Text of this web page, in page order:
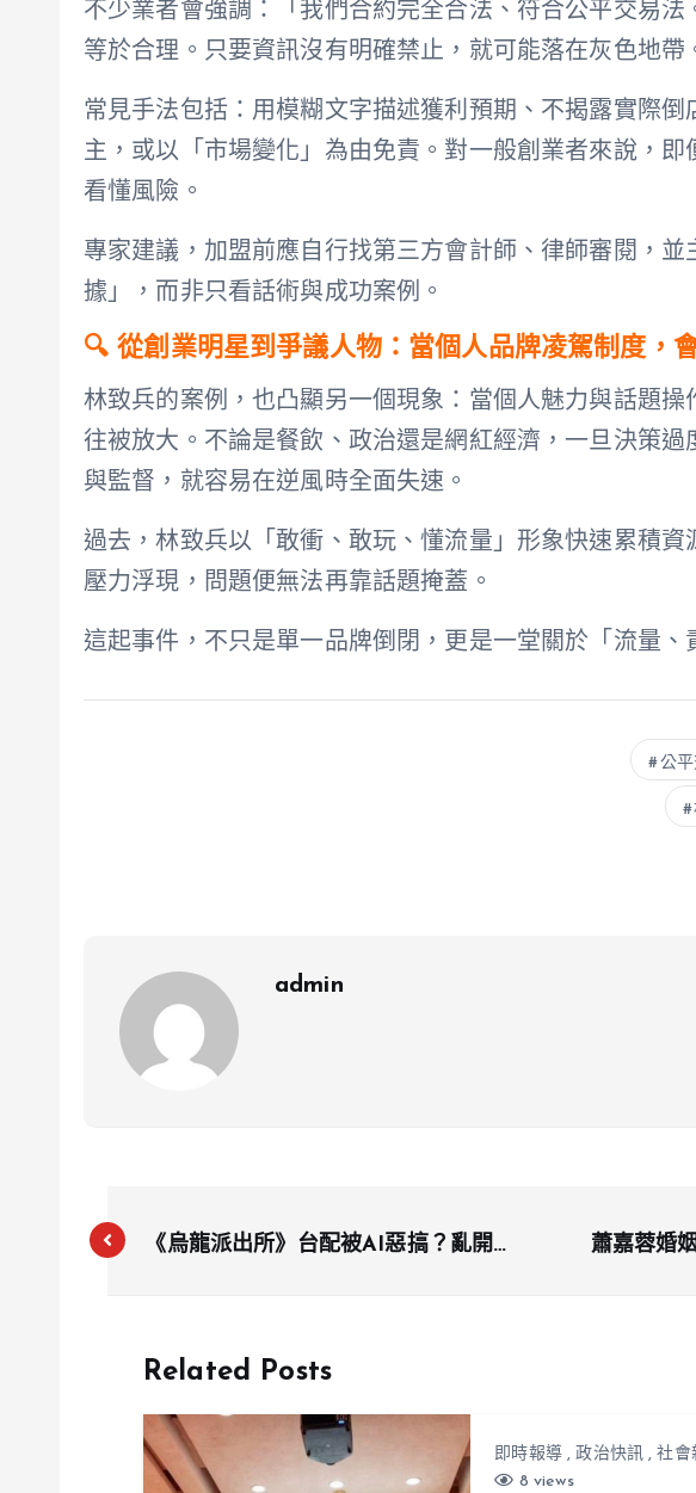
不少業者會強調：「我們合約完全合法、符合公平交易
等於合理。只要資訊沒有明確禁止，就可能落在灰色地帶
常見手法包括：用模糊文字描述獲利預期、不揭露實際倒
主，或以「市場變化」為由免責。對一般創業者來說，
看懂風險。
專家建議，加盟前應自行找第三方會計師、律師審閱，
據」，而非只看話術與成功案例。
🔍 從創業明星到爭議人物：當個人品牌凌駕制度，
林致兵的案例，也凸顯另一個現象：當個人魅力與話題操
往被放大。不論是餐飲、政治還是網紅經濟，一旦決策過
與監督，就容易在逆風時全面失速。
過去，林致兵以「敢衝、敢玩、懂流量」形象快速累積
壓力浮現，問題便無法再靠話題掩蓋。
這起事件，不只是單一品牌倒閉，更是一堂關於「流量、
公
admin
《烏龍派出所》台配被AI惡搞？亂開黃
蕭嘉蓉婚
Related Posts
即時報導,政治快訊,社會
8 views